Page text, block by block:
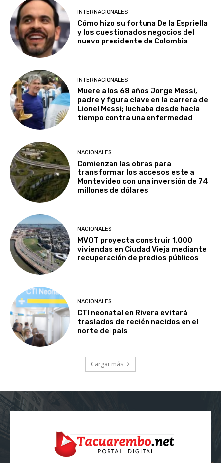
INTERNACIONALES
Cómo hizo su fortuna De la Espriella
y los cuestionados negocios del
nuevo presidente de Colombia
INTERNACIONALES
Muere a los 68 años Jorge Messi,
padre y figura clave en la carrera de
Lionel Messi; luchaba desde hacía
tiempo contra una enfermedad
NACIONALES
Comienzan las obras para
transformar los accesos este a
Montevideo con una inversión de 74
millones de dólares
NACIONALES
MVOT proyecta construir 1.000
viviendas en Ciudad Vieja mediante
recuperación de predios públicos
NACIONALES
CTI neonatal en Rivera evitará
traslados de recién nacidos en el
norte del país
Cargar más